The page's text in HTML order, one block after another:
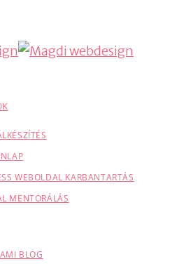
WEBOLDAL KARBANTARTÁS
MENTORÁLÁS
BLOG